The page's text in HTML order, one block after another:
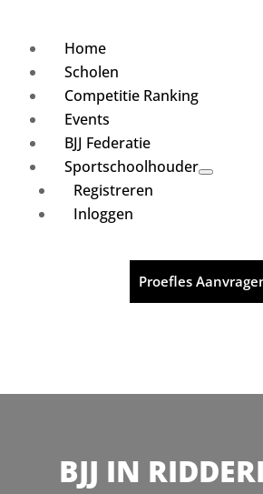
Home
Scholen
Competitie Ranking
Events
BJJ Federatie
Sportschoolhouder
Registreren
Inloggen
Proefles
BJJ IN